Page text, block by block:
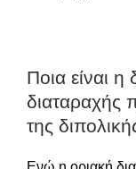
Ποια είναι η
διαταραχής
της